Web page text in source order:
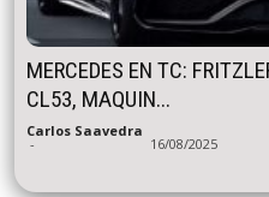
MERCEDES EN TC:
CL53, MAQUIN...
Carlos Saavedra
- 16/08/2025